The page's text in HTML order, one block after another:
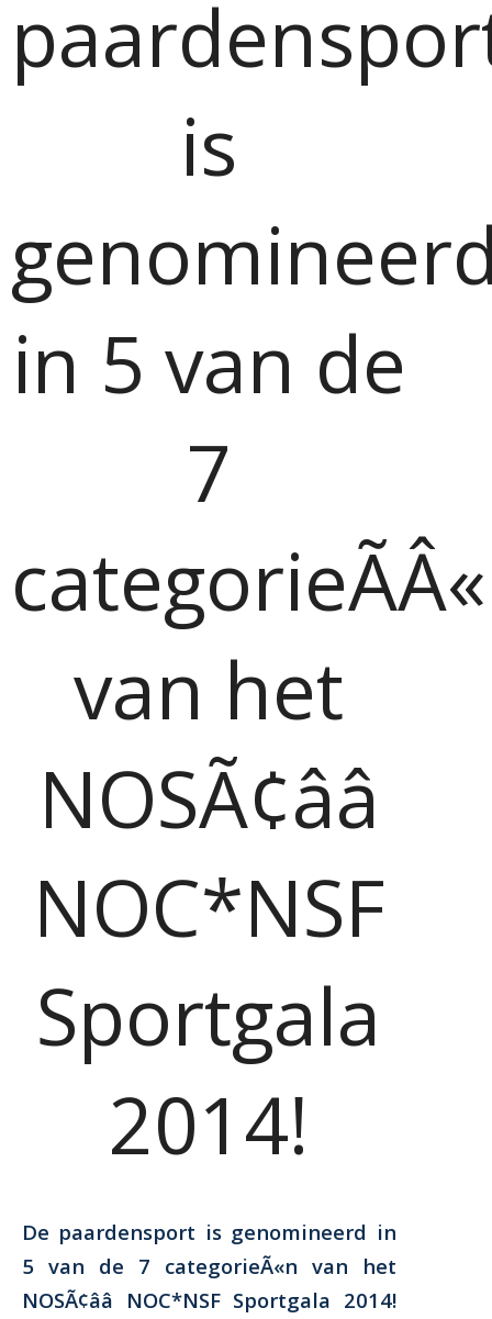
is
in 5 van de
7
van het
NOSÃ¢ââ
NOC*NSF
Sportgala
2014!
De paardensport is genomineerd in
5 van de 7 categorieÃ«n van het
NOSÃ¢ââ NOC*NSF Sportgala 2014!